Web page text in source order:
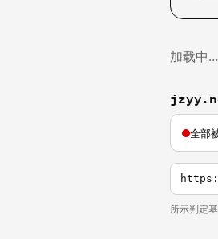
加载中
全部
所示判定